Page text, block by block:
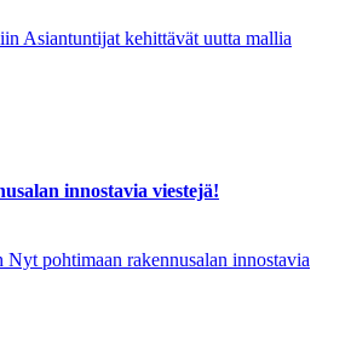
Asiantuntijat kehittävät uutta mallia
innostavia viestejä!
pohtimaan rakennusalan innostavia